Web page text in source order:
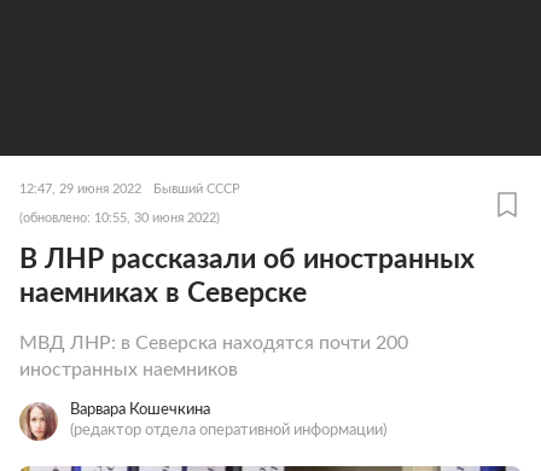
12:47, 29 июня 2022 Бывший СССР
(обновлено: 10:55, 30 июня 2022)
В ЛНР рассказали об иностранных
наемниках в Северске
МВД ЛНР: в Северска находятся почти 200
иностранных наемников
Варвара Кошечкина
(редактор отдела оперативной информации)